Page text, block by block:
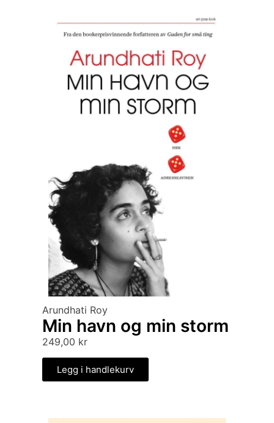
Arundhati Roy
Min havn og min storm
249,00 kr
Legg i handlekurv